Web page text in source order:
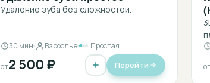
Удаление зуба без сложностей.
30 мин Взрослые Простая
от2 500 ₽ Перейти